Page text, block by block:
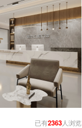
已有2363人浏览